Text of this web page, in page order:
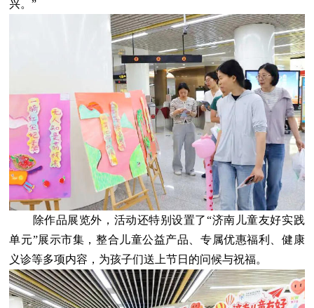
兴。”
除作品展览外，活动还特别设置了“济南儿童友好实践
单元”展示市集，整合儿童公益产品、专属优惠福利、健康
义诊等多项内容，为孩子们送上节日的问候与祝福。